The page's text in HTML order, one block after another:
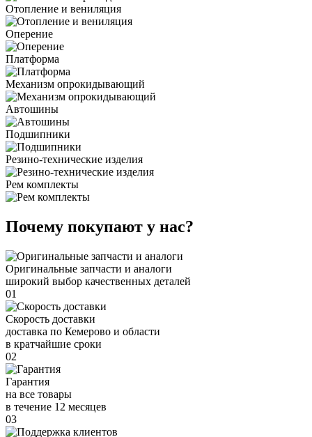
Отопление и вениляция
Оперение
Платформа
Механизм опрокидывающий
Автошины
Подшипники
Резино-технические изделия
Рем комплекты
Почему покупают у нас?
Оригинальные запчасти и аналоги
широкий выбор качественных деталей
01
Скорость доставки
доставка по Кемерово и области
в кратчайшие сроки
02
Гарантия
на все товары
в течение 12 месяцев
03